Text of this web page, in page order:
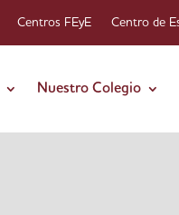
Centros FEyE Centro de
Nuestro Colegio